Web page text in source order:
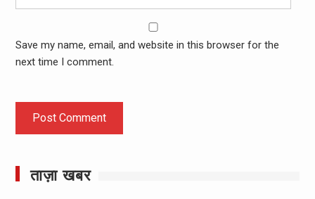
Save my name, email, and website in this browser for the
next time I comment.
ताज़ा खबर